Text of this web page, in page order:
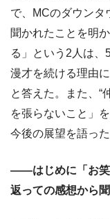
で、MCのダウンタ
聞かれたことを明
る」という2人は、
漫才を続ける理由
と答えた。また、“
を張らないこと」
今後の展望を語った
――はじめに「お笑
返っての感想から